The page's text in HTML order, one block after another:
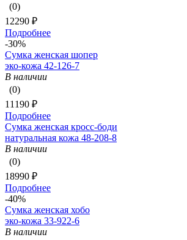
(0)
12290 ₽
Подробнее
-30%
Сумка женская шопер
эко-кожа 42-126-7
В наличии
(0)
11190 ₽
Подробнее
Сумка женская кросс-боди
натуральная кожа 48-208-8
В наличии
(0)
18990 ₽
Подробнее
-40%
Сумка женская хобо
эко-кожа 33-922-6
В наличии